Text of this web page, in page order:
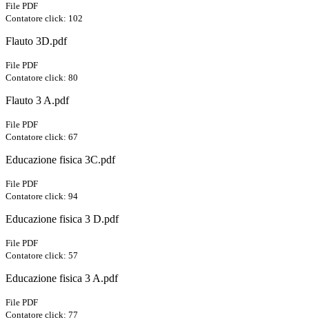
File PDF
Contatore click: 102
Flauto 3D.pdf
File PDF
Contatore click: 80
Flauto 3 A.pdf
File PDF
Contatore click: 67
Educazione fisica 3C.pdf
File PDF
Contatore click: 94
Educazione fisica 3 D.pdf
File PDF
Contatore click: 57
Educazione fisica 3 A.pdf
File PDF
Contatore click: 77